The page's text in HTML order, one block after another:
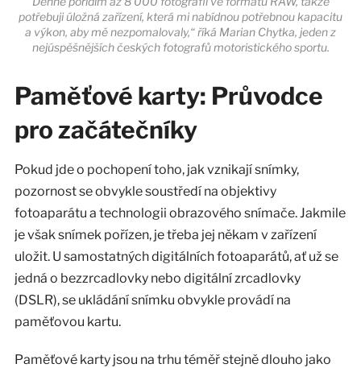
potřebuji úložná zařízení, která mi nabídnou potřebnou kapacitu
a výkon, aby mě nezpomalovaly,“ říká Marian Chytka, jeden z
nejúspěšnějších českých fotografů motoristického sportu.
Paměťové karty: Průvodce
pro začátečníky
Pokud jde o pochopení toho, jak vznikají snímky,
pozornost se obvykle soustředí na objektivy
fotoaparátu a technologii obrazového snímače. Jakmile
je však snímek pořízen, je třeba jej někam v zařízení
uložit. U samostatných digitálních fotoaparátů, ať už se
jedná o bezzrcadlovky nebo digitální zrcadlovky
(DSLR), se ukládání snímku obvykle provádí na
paměťovou kartu.
Paměťové karty jsou na trhu téměř stejně dlouho jako